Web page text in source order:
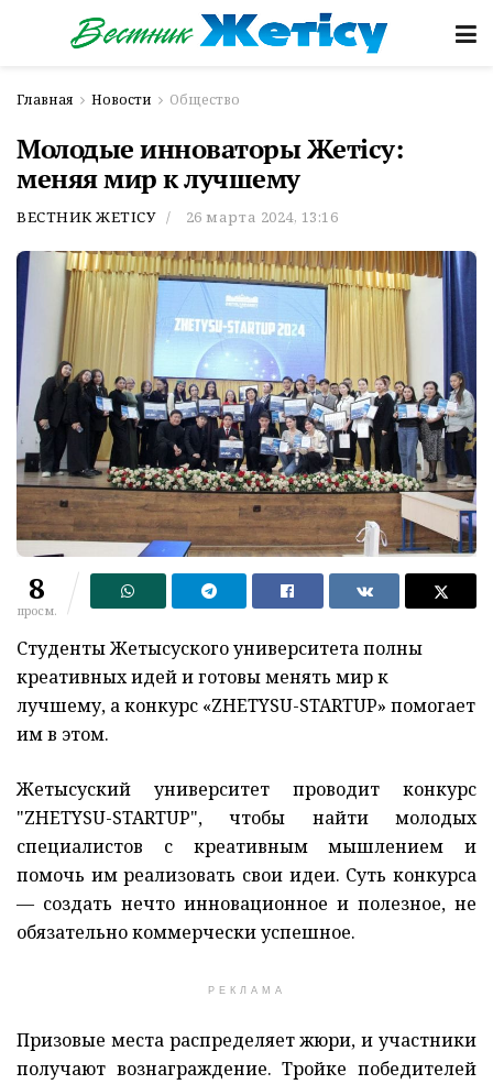
Главная Новости Общество
Молодые инноваторы Жетiсу:
меняя мир к лучшему
ВЕСТНИК ЖЕТІСУ 26 марта 2024, 13:16
8
просм.
Студенты Жетысуского университета полны
креативных идей и готовы менять мир к
лучшему, а конкурс «ZHETYSU-STARTUP» помогает
им в этом.
Жетысуский университет проводит конкурс
"ZHETYSU-STARTUP", чтобы найти молодых
специалистов с креативным мышлением и
помочь им реализовать свои идеи. Суть конкурса
— создать нечто инновационное и полезное, не
обязательно коммерчески успешное.
РЕКЛАМА
Призовые места распределяет жюри, и участники
получают вознаграждение. Тройке победителей